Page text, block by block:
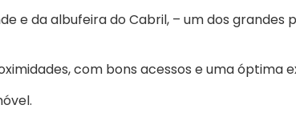
e da albufeira do Cabril, – um dos
com bons acessos e uma óptima